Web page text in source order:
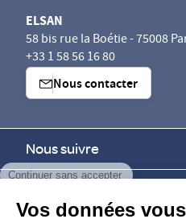
Continuer sans accepter
Vos données
ELSAN
58 bis rue la Boétie - 75008
+33 1 58 56 16 80
Nous contacter
Nous suivre